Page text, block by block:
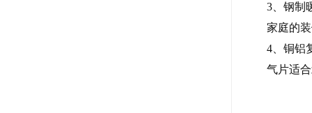
3、钢制
家庭的
4、铜铝
气片适